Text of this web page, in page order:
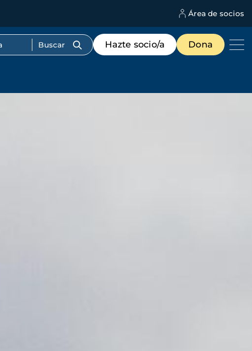
Área de socios
Menú
de
destacados
Hazte socio/a Dona